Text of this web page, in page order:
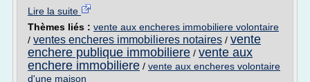
Lire la suite
Thèmes liés : vente aux encheres immobiliere volontaire
/ ventes encheres immobilieres notaires / vente
enchere publique immobiliere / vente aux
enchere immobiliere / vente aux encheres volontaire
d'une maison